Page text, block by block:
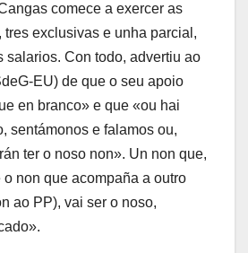
comece a exercer as
exclusivas e unha parcial,
salarios. Con todo, advertiu ao
EU) de que o seu apoio
en branco» e que «ou hai
sentámonos e falamos ou,
ter o noso non». Un non que,
non que acompaña a outro
ao PP), vai ser o noso,